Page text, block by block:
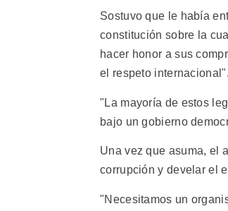
Sostuvo que le había
constitución sobre la
hacer honor a sus
el respeto internacional".
"La mayoría de estos
bajo un gobierno
Una vez que asuma, el
corrupción y develar el
"Necesitamos un